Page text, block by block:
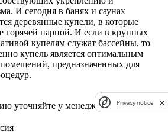
И сегодня в банях и саунах
деревянные купели, в которые
горячей парной. И если в крупных
купелям служат бассейны, то
купель является оптимальным
предназначенных для
уточняйте у менеджера
Privacy notice